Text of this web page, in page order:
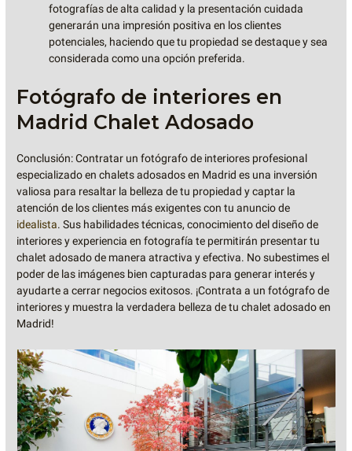
fotografías de alta calidad y la presentación cuidada
generarán una impresión positiva en los clientes
potenciales, haciendo que tu propiedad se destaque y sea
considerada como una opción preferida.
Fotógrafo de interiores en
Madrid Chalet Adosado
Conclusión: Contratar un fotógrafo de interiores profesional
especializado en chalets adosados en Madrid es una inversión
valiosa para resaltar la belleza de tu propiedad y captar la
atención de los clientes más exigentes con tu anuncio de
idealista. Sus habilidades técnicas, conocimiento del diseño de
interiores y experiencia en fotografía te permitirán presentar tu
chalet adosado de manera atractiva y efectiva. No subestimes el
poder de las imágenes bien capturadas para generar interés y
ayudarte a cerrar negocios exitosos. ¡Contrata a un fotógrafo de
interiores y muestra la verdadera belleza de tu chalet adosado en
Madrid!